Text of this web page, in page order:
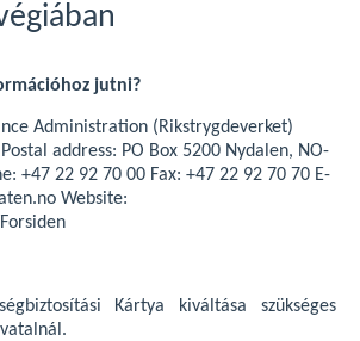
jutni?
Administration (Rikstrygdeverket)
address: PO Box 5200 Nydalen, NO-
+47 22 92 70 00 Fax: +47 22 92 70 70 E-
Website:
Kártya kiváltása szükséges